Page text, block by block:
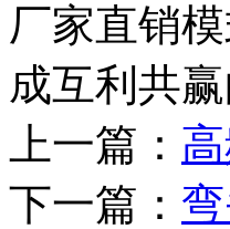
厂家直销
成互利共
上一篇：
下一篇：